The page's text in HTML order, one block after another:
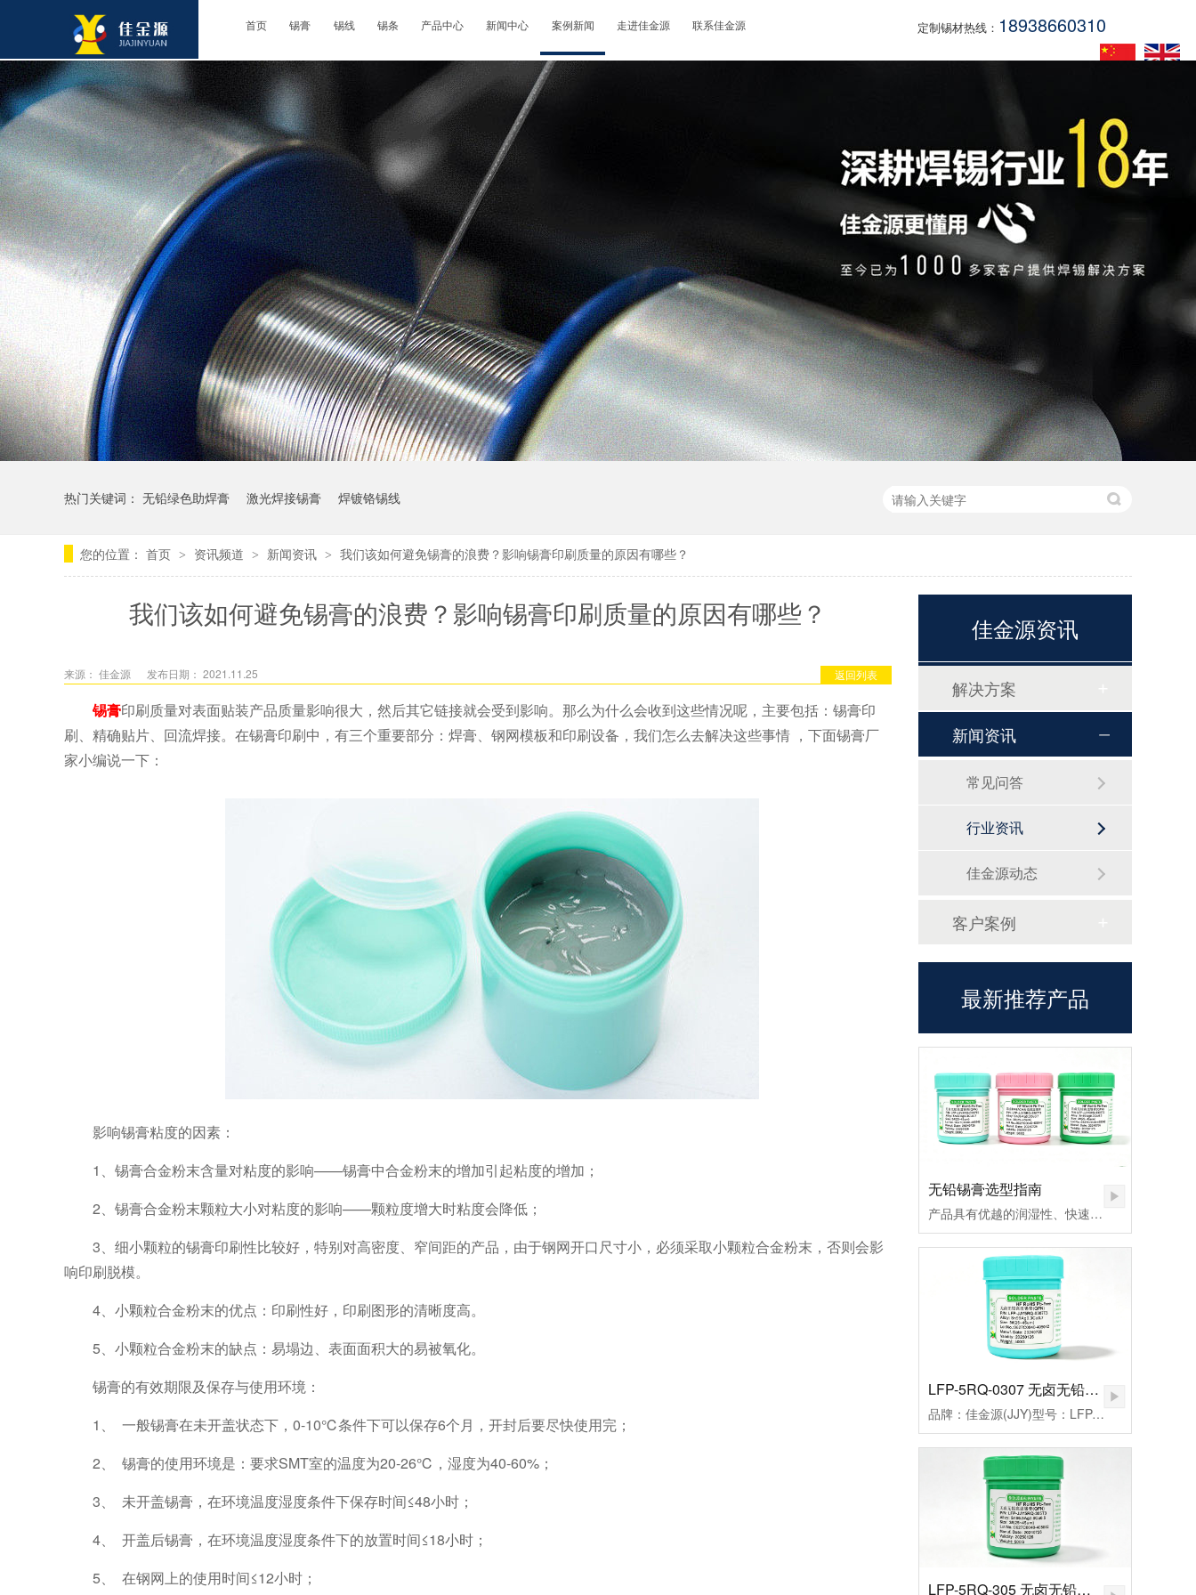
首页 锡膏 锡线 锡条 产品中心 新闻中心 案例新闻 走进佳金源 联系佳金源 定制锡材热线： 18938660310
热门关键词： 无铅绿色助焊膏 激光焊接锡膏 焊镀铬锡线
您的位置： 首页 > 资讯频道 > 新闻资讯 > 我们该如何避免锡膏的浪费？影响锡膏印刷质量的原因有哪些？
我们该如何避免锡膏的浪费？影响锡膏印刷质量的原因有哪些？
返回列表
来源： 佳金源 发布日期： 2021.11.25
锡膏印刷质量对表面贴装产品质量影响很大，然后其它链接就会受到影响。那么为什么会收到这些情况呢，主要包括：锡膏印
刷、精确贴片、回流焊接。在锡膏印刷中，有三个重要部分：焊膏、钢网模板和印刷设备，我们怎么去解决这些事情 ，下面锡膏厂
家小编说一下：
影响锡膏粘度的因素：
1、锡膏合金粉末含量对粘度的影响——锡膏中合金粉末的增加引起粘度的增加；
2、锡膏合金粉末颗粒大小对粘度的影响——颗粒度增大时粘度会降低；
3、细小颗粒的锡膏印刷性比较好，特别对高密度、窄间距的产品，由于钢网开口尺寸小，必须采取小颗粒合金粉末，否则会影
响印刷脱模。
4、小颗粒合金粉末的优点：印刷性好，印刷图形的清晰度高。
5、小颗粒合金粉末的缺点：易塌边、表面面积大的易被氧化。
锡膏的有效期限及保存与使用环境：
1、 一般锡膏在未开盖状态下，0-10℃条件下可以保存6个月，开封后要尽快使用完；
2、 锡膏的使用环境是：要求SMT室的温度为20-26℃，湿度为40-60%；
3、 未开盖锡膏，在环境温度湿度条件下保存时间≤48小时；
4、 开盖后锡膏，在环境温度湿度条件下的放置时间≤18小时；
5、 在钢网上的使用时间≤12小时；
佳金源资讯
解决方案
新闻资讯
常见问答
行业资讯
佳金源动态
客户案例
最新推荐产品
无铅锡膏选型指南
产品具有优越的润湿性、快速点焊、拖焊、低残留和免清洗等特点，符合国际环保ROHS、REACH、PAHs、Phthalates等标准的限制，还从而帮您实现环保发展无忧无虑。
LFP-5RQ-0307 无卤无铅高温锡膏
品牌：佳金源(JJY)型号：LFP-JJY5RQ-0307T3合金成分：Sn99Ag0.3Cu0.7颗粒度：3#(25-45um）粘度：190±20Pa.S活性：高活性熔点：221-227℃峰值温度：235-255（℃）规格：500克/瓶
LFP-5RQ-305 无卤无铅高温锡膏